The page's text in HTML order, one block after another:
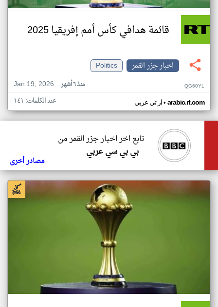
قائمة هدافي كأس أمم إفريقيا 2025
اخبار جزر القمر
Politics
Jan 19, 2026
منذ ٦ أشهر QG60YL
ار تي عربي• arabic.rt.com عدد الكلمات: ١٤١
تابع اخر اخبار جزر القمر من
بي بي سي عربي
مصادر أخرى